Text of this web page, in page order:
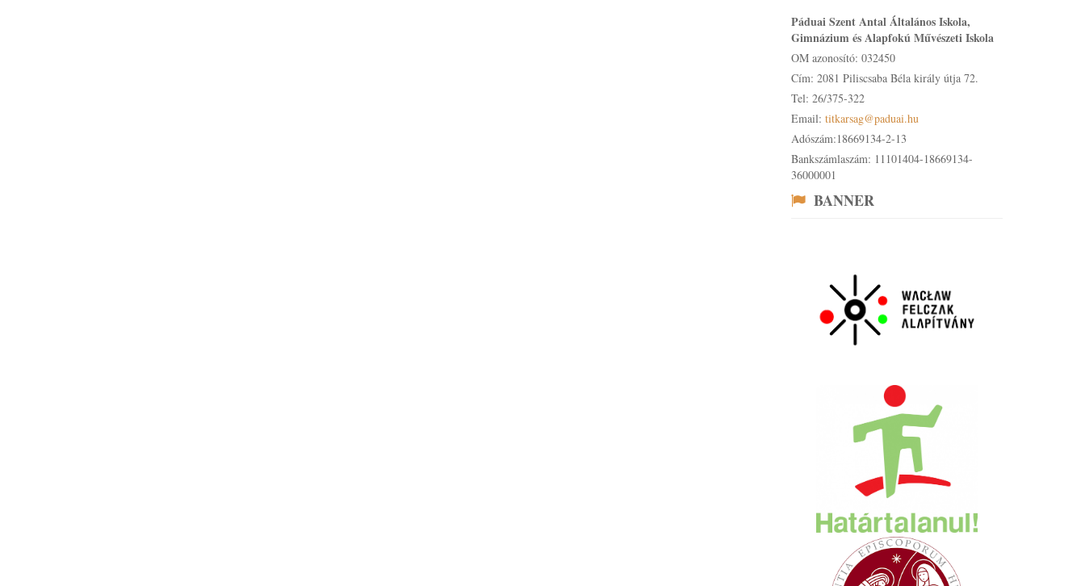
Páduai Szent Antal Általános Iskola,
Gimnázium és Alapfokú Művészeti Iskola
OM azonosító: 032450
Cím: 2081 Piliscsaba Béla király útja 72.
Tel: 26/375-322
Email: titkarsag@paduai.hu
Adószám:18669134-2-13
Bankszámlaszám: 11101404-18669134-
36000001
BANNER